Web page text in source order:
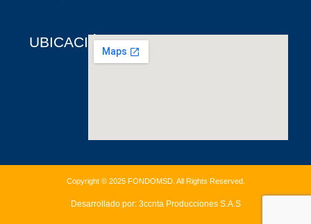
UBICACIÓN
Copyright © 2025 FONDOMSD. All Rights Reserved.
Desarrollado por: 3ccnta Producciones S.A.S